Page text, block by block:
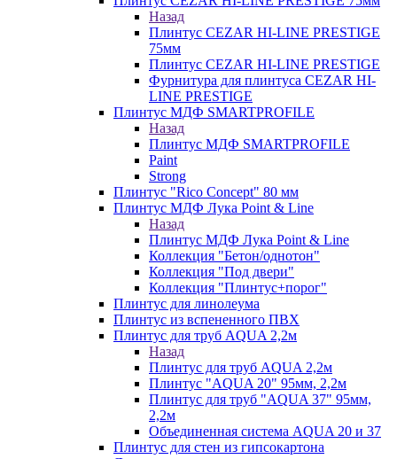
Назад
Плинтус CEZAR HI-LINE PRESTIGE
75мм
Плинтус CEZAR HI-LINE PRESTIGE
Фурнитура для плинтуса CEZAR HI-
LINE PRESTIGE
Плинтус МДФ SMARTPROFILE
Назад
Плинтус МДФ SMARTPROFILE
Paint
Strong
Плинтус "Rico Concept" 80 мм
Плинтус МДФ Лука Point & Line
Назад
Плинтус МДФ Лука Point & Line
Коллекция "Бетон/однотон"
Коллекция "Под двери"
Коллекция "Плинтус+порог"
Плинтус для линолеума
Плинтус из вспененного ПВХ
Плинтус для труб AQUA 2,2м
Назад
Плинтус для труб AQUA 2,2м
Плинтус "AQUA 20" 95мм, 2,2м
Плинтус для труб "AQUA 37" 95мм,
2,2м
Объединенная система AQUA 20 и 37
Плинтус для стен из гипсокартона